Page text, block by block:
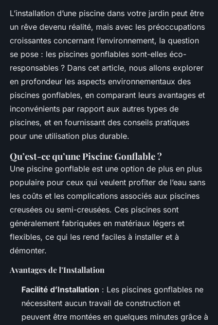
L’installation d’une piscine dans votre jardin peut être
un rêve devenu réalité, mais avec les préoccupations
croissantes concernant l’environnement, la question
se pose : les piscines gonflables sont-elles éco-
responsables ? Dans cet article, nous allons explorer
en profondeur les aspects environnementaux des
piscines gonflables, en comparant leurs avantages et
inconvénients par rapport aux autres types de
piscines, et en fournissant des conseils pratiques
pour une utilisation plus durable.
Qu’est-ce qu’une Piscine Gonflable ?
Une piscine gonflable est une option de plus en plus
populaire pour ceux qui veulent profiter de l’eau sans
les coûts et les complications associés aux piscines
creusées ou semi-creusées. Ces piscines sont
généralement fabriquées en matériaux légers et
flexibles, ce qui les rend faciles à installer et à
démonter.
Avantages de l’Installation
Facilité d’Installation : Les piscines gonflables ne
nécessitent aucun travail de construction et
peuvent être montées en quelques minutes grâce à